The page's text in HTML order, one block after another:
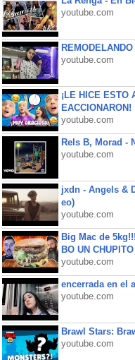
youtube.com
youtube.com
¡LE HICE ESTO
EACCIONARON!
youtube.com
Rels B, Morad -
youtube.com
jxdn - Angels &
eo)
youtube.com
Big Mac de
BO UN
youtube.com
encerrada en el
youtube.com
Brawl Stars:
youtube.com